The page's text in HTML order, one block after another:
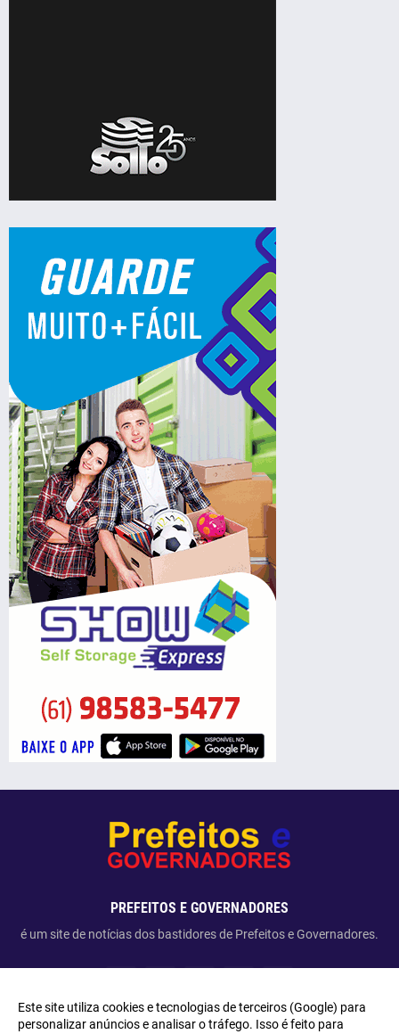
PREFEITOS E GOVERNADORES
é um site de notícias dos bastidores de Prefeitos e Governadores.
Este site utiliza cookies e tecnologias de terceiros (Google) para
personalizar anúncios e analisar o tráfego. Isso é feito para